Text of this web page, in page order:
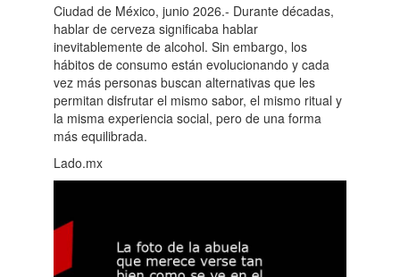
Ciudad de México, junio 2026.- Durante décadas,
hablar de cerveza significaba hablar
inevitablemente de alcohol. Sin embargo, los
hábitos de consumo están evolucionando y cada
vez más personas buscan alternativas que les
permitan disfrutar el mismo sabor, el mismo ritual y
la misma experiencia social, pero de una forma
más equilibrada.
Lado.mx